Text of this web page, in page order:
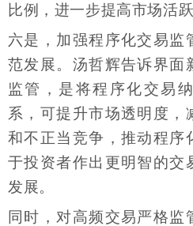
比例，进一步提高市场活跃
六是，加强程序化交易监
范发展。汤哲辉告诉界面
监管，是将程序化交易
系，可提升市场透明度，
和不正当竞争，推动程序
于投资者作出更明智的交
发展。
同时，对高频交易严格监